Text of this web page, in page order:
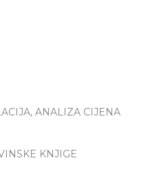
ANALIZA CIJENA
KNJIGE